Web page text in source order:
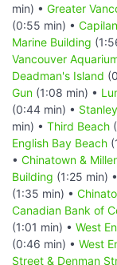
min) • Greater
(0:55 min) •
Marine Building
Vancouver
Deadman's Island
Gun (1:08 min) •
(0:44 min) •
min) • Third Beach
English Bay Beach
• Chinatown &
Building (1:25 min) •
(1:35 min) •
Canadian Bank of
(1:01 min) • West
(0:46 min) • West
Street & Denman